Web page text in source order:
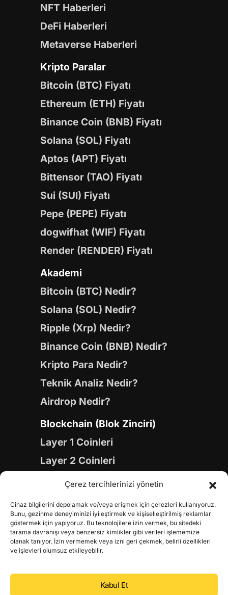
Çerez tercihlerinizi yönetin
Cihaz bilgilerini depolamak ve/veya erişmek için çerezleri kullanıyoruz.
Bunu, gezinme deneyiminizi iyileştirmek ve kişiselleştirilmiş reklamlar
göstermek için yapıyoruz. Bu teknolojilere izin vermek, bu sitedeki
tarama davranışı veya benzersiz kimlikler gibi verileri işlememize
olanak tanıyor. İzin vermemek veya izni geri çekmek, belirli özellikleri
ve işlevleri olumsuz etkileyebilir.
Kabul Et
NFT Haberleri
DeFi Haberleri
Metaverse Haberleri
Kripto Paralar
Bitcoin (BTC) Fiyatı
Ethereum (ETH) Fiyatı
Binance Coin (BNB) Fiyatı
Solana (SOL) Fiyatı
Aptos (APT) Fiyatı
Bittensor (TAO) Fiyatı
Sui (SUI) Fiyatı
Pepe (PEPE) Fiyatı
dogwifhat (WIF) Fiyatı
Render (RENDER) Fiyatı
Akademi
Bitcoin (BTC) Nedir?
Solana (SOL) Nedir?
Ripple (Xrp) Nedir?
Binance Coin (BNB) Nedir?
Kripto Para Nedir?
Teknik Analiz Nedir?
Airdrop Nedir?
Blockchain (Blok Zinciri)
Layer 1 Coinleri
Layer 2 Coinleri
Yapay Zeka (AI) Coinleri
Gaming Coinleri
RWA Coinleri
DeFi Coinleri
DePIN Coinleri
Metaverse Coinleri